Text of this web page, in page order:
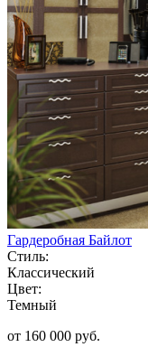
Гардеробная Байлот
Стиль:
Классический
Цвет:
Темный
от 160 000 руб.